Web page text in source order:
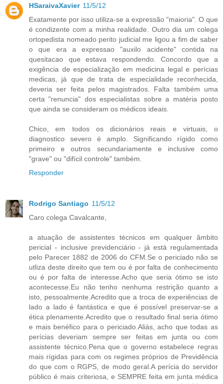
HSaraivaXavier 11/5/12
Exatamente por isso utiliza-se a expressão "maioria". O que
é condizente com a minha realidade. Outro dia um colega
ortopedista nomeado perito judicial me ligou a fim de saber
o que era a expressao "auxilo acidente" contida na
quesitacao que estava respondendo. Concordo que a
exigência de especialização em medicina legal e perícias
medicas, já que de trata de especialidade reconhecida,
deveria ser feita pelos magistrados. Falta também uma
certa "renuncia" dos especialistas sobre a matéria posto
que ainda se consideram os médicos ideais.
Chico, em todos os dicionários reais e virtuais, o
diagnostico severo é amplo. Significando rígido como
primeiro e outros secundariamente e inclusive como
"grave" ou "difícil controle" também.
Responder
Rodrigo Santiago 11/5/12
Caro colega Cavalcante,
a atuação de assistentes técnicos em qualquer âmbito
pericial - inclusive previdenciário - já está regulamentada
pelo Parecer 1882 de 2006 do CFM.Se o periciado não se
utliza deste direito que tem ou é por falta de conhecimento
ou é por falta de interesse.Acho que seria ótimo se isto
acontecesse.Eu não tenho nenhuma restrição quanto a
isto, pessoalmente.Acredito que a troca de experiências de
lado a lado é fantástica e que é possível preservar-se a
ética plenamente.Acredito que o resultado final seria ótimo
e mais benéfico para o periciado.Aliás, acho que todas as
perícias deveriam sempre ser feitas em junta ou com
assistente técnico.Pena que o governo estabelece regras
mais rígidas para com os regimes próprios de Previdência
do que com o RGPS, de modo geral.A perícia do servidor
público é mais criteriosa, e SEMPRE feita em junta médica